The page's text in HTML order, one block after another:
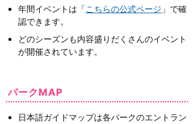
年間イベントは「こちらの公式ページ 」で確
認できます。
どのシーズンも内容盛りだくさんのイベント
が開催されています。
パークMAP
日本語ガイドマップは各パークのエントラン